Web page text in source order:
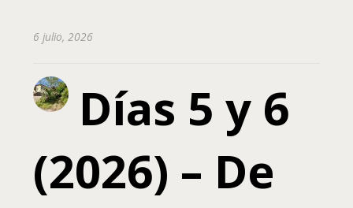
6 julio, 2026
Días 5 y 6
(2026) – De